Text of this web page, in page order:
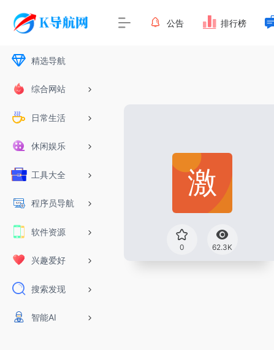
精选导航
综合网站
日常生活
休闲娱乐
工具大全
程序员导航
软件资源
兴趣爱好
搜索发现
智能AI
公告 排行榜
0 62.3K